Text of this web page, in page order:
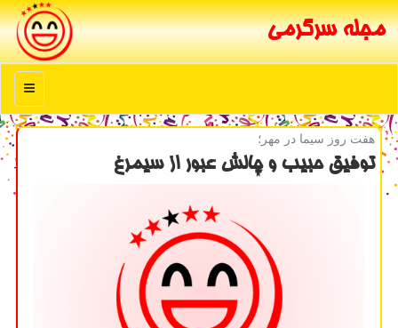
مجله سرگرمی
منو
هفت روز سیما در مهر؛
توفیق حبیب و چالش عبور از سیمرغ